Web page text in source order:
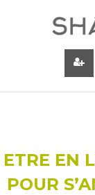
ETRE EN
POUR